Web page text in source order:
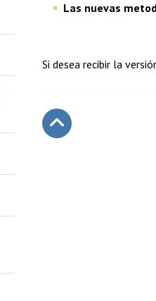
Las nuevas
Si desea recibir la